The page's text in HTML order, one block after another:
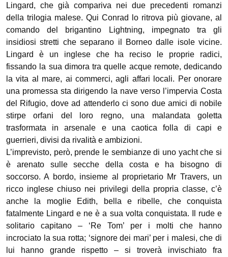
Lingard, che già compariva nei due precedenti romanzi
della trilogia malese. Qui Conrad lo ritrova più giovane, al
comando del brigantino Lightning, impegnato tra gli
insidiosi stretti che separano il Borneo dalle isole vicine.
Lingard è un inglese che ha reciso le proprie radici,
fissando la sua dimora tra quelle acque remote, dedicando
la vita al mare, ai commerci, agli affari locali. Per onorare
una promessa sta dirigendo la nave verso l’impervia Costa
del Rifugio, dove ad attenderlo ci sono due amici di nobile
stirpe orfani del loro regno, una malandata goletta
trasformata in arsenale e una caotica folla di capi e
guerrieri, divisi da rivalità e ambizioni.
L’imprevisto, però, prende le sembianze di uno yacht che si
è arenato sulle secche della costa e ha bisogno di
soccorso. A bordo, insieme al proprietario Mr Travers, un
ricco inglese chiuso nei privilegi della propria classe, c’è
anche la moglie Edith, bella e ribelle, che conquista
fatalmente Lingard e ne è a sua volta conquistata. Il rude e
solitario capitano – ‘Re Tom’ per i molti che hanno
incrociato la sua rotta; ‘signore dei mari’ per i malesi, che di
lui hanno grande rispetto – si troverà invischiato fra